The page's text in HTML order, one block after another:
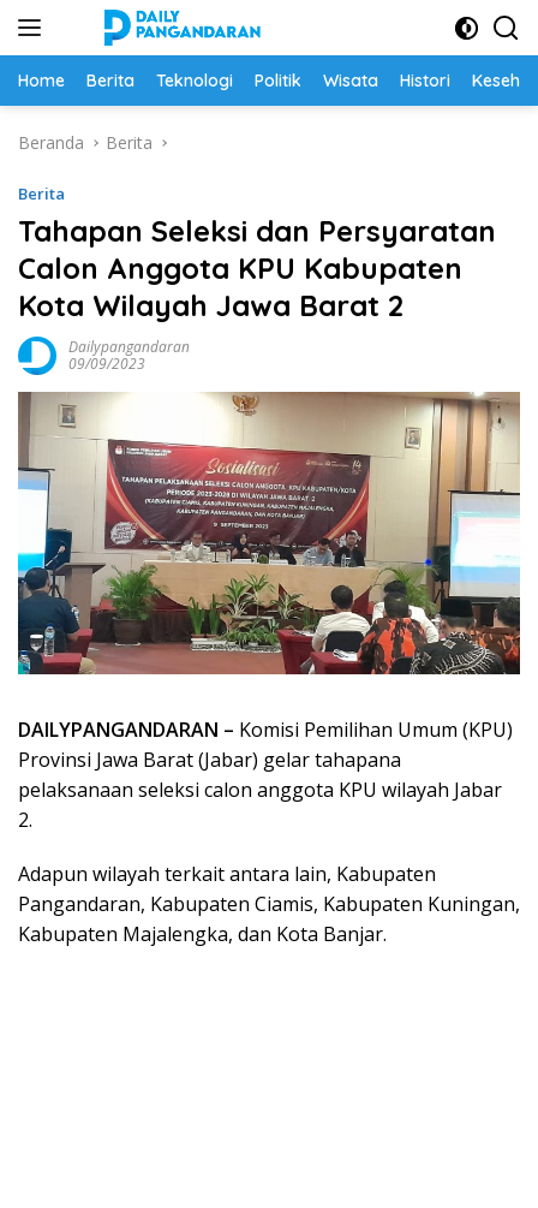
Home Berita Teknologi Politik Wisata Histori
Beranda Berita
Berita
Tahapan Seleksi dan Persyaratan
Calon Anggota KPU Kabupaten
Kota Wilayah Jawa Barat 2
Dailypangandaran
09/09/2023
DAILYPANGANDARAN – Komisi Pemilihan Umum (KPU)
Provinsi Jawa Barat (Jabar) gelar tahapana
pelaksanaan seleksi calon anggota KPU wilayah Jabar
2.
Adapun wilayah terkait antara lain, Kabupaten
Pangandaran, Kabupaten Ciamis, Kabupaten Kuningan,
Kabupaten Majalengka, dan Kota Banjar.